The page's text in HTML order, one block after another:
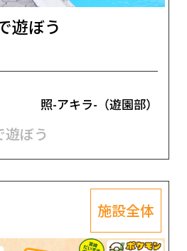
遊ぼう
照-アキラ-（遊園部）
ぼう
施設全体